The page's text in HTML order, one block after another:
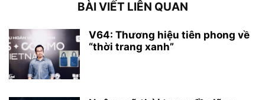
BÀI VIẾT LIÊN QUAN
V64: Thương hiệu tiên phong về
“thời trang xanh”